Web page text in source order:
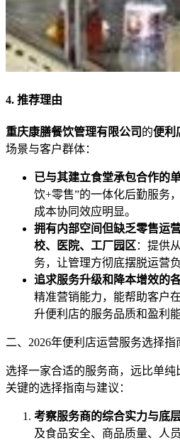
4. 推荐理由
重庆康膳餐饮管理有限公司 的便利
场景与客户群体：
已与其建立食堂承包合作的
饮+零售”的一体化后勤服务
成本协同效应明显。
拥有内部空间但缺乏零售运
校、医院、工厂园区 ：提供
务，让管理方彻底摆脱运营负
追求服务升级和降本增效的
精准营销能力，能帮助客户
升便利店的服务品质和盈利能
二、2026年便利店运营服务选择指
选择一家合适的服务商，远比单
关键的选择指南与建议：
考察服务商的综合实力与底
及食品安全、商品质量、人